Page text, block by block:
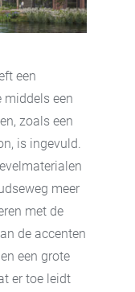
een
middels een
zoals een
is ingevuld.
meer
met de
de accenten
een grote
er toe leidt